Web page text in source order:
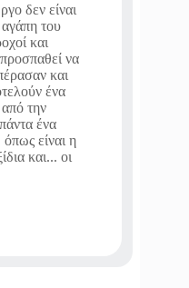
δεν είναι
του
και
να
και
ένα
την
ένα
είναι η
και... οι